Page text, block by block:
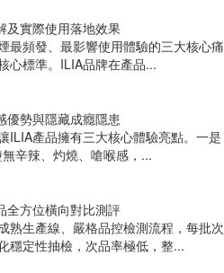
及實際使用落地效果
最頻發、最影響使用體驗的三大核心痛
心標準。ILIA品牌在產品...
優勢與隱藏成癮隱患
ILIA產品擁有三大核心體驗亮點。一是
辛辣、灼燒、嗆喉感，...
全方位橫向對比測評
熟生產線、嚴格品控檢測流程，每批次
穩定性抽檢，次品率極低，整...